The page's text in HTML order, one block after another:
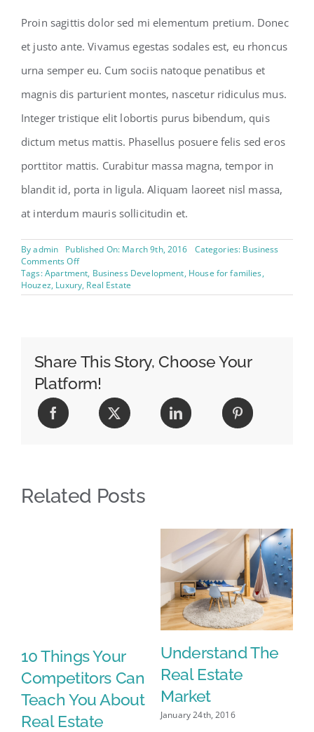
Proin sagittis dolor sed mi elementum pretium. Donec
et justo ante. Vivamus egestas sodales est, eu rhoncus
urna semper eu. Cum sociis natoque penatibus et
magnis dis parturient montes, nascetur ridiculus mus.
Integer tristique elit lobortis purus bibendum, quis
dictum metus mattis. Phasellus posuere felis sed eros
porttitor mattis. Curabitur massa magna, tempor in
blandit id, porta in ligula. Aliquam laoreet nisl massa,
at interdum mauris sollicitudin et.
Byadmin Published On: March 9th, 2016 Categories: Business
Comments Offon
5
Tools
Everyone
Industry
Should
Be
Using
Tags:Apartment, Business Development, House for families,
Houzez, Luxury, Real Estate
Share This Story, Choose Your
Platform!
Related Posts
10 Things Your
Competitors Can
Teach You About
Real Estate
Understand The
Real Estate
Market
January 24th, 2016